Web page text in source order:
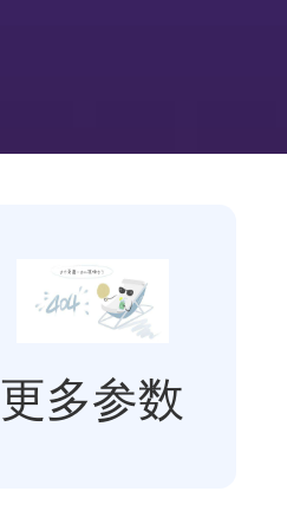
更多参数